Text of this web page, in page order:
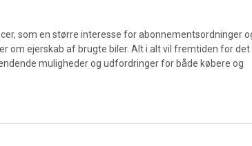
som en større interesse for abonnementsordninger
om ejerskab af brugte biler. Alt i alt vil fremtiden for det
muligheder og udfordringer for både købere og